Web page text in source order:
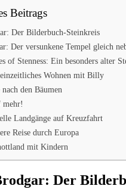
Beitrags
Der Bilderbuch-Steinkreis
Der versunkene Tempel gleich
of Stenness: Ein besonders alter
Wohnen mit Billy
den Bäumen
mehr!
Landgänge auf Kreuzfahrt
Reise durch Europa
mit Kindern
Der